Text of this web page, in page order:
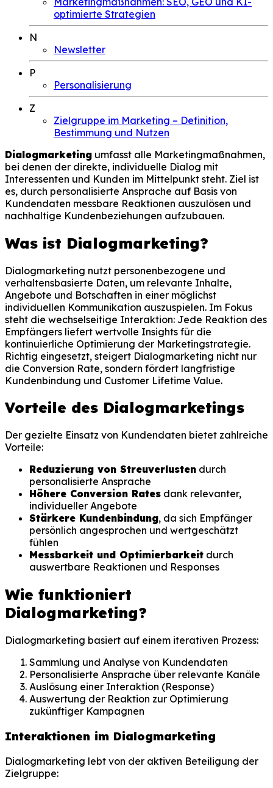
optimierte Strategien
N
Newsletter
P
Personalisierung
Z
Zielgruppe im Marketing – Definition,
Bestimmung und Nutzen
Dialogmarketing umfasst alle Marketingmaßnahmen,
bei denen der direkte, individuelle Dialog mit
Interessenten und Kunden im Mittelpunkt steht. Ziel ist
es, durch personalisierte Ansprache auf Basis von
Kundendaten messbare Reaktionen auszulösen und
nachhaltige Kundenbeziehungen aufzubauen.
Was ist Dialogmarketing?
Dialogmarketing nutzt personenbezogene und
verhaltensbasierte Daten, um relevante Inhalte,
Angebote und Botschaften in einer möglichst
individuellen Kommunikation auszuspielen. Im Fokus
steht die wechselseitige Interaktion: Jede Reaktion des
Empfängers liefert wertvolle Insights für die
kontinuierliche Optimierung der Marketingstrategie.
Richtig eingesetzt, steigert Dialogmarketing nicht nur
die Conversion Rate, sondern fördert langfristige
Kundenbindung und Customer Lifetime Value.
Vorteile des Dialogmarketings
Der gezielte Einsatz von Kundendaten bietet zahlreiche
Vorteile:
Reduzierung von Streuverlusten durch
personalisierte Ansprache
Höhere Conversion Rates dank relevanter,
individueller Angebote
Stärkere Kundenbindung, da sich Empfänger
persönlich angesprochen und wertgeschätzt
fühlen
Messbarkeit und Optimierbarkeit durch
auswertbare Reaktionen und Responses
Wie funktioniert
Dialogmarketing?
Dialogmarketing basiert auf einem iterativen Prozess:
Sammlung und Analyse von Kundendaten
Personalisierte Ansprache über relevante Kanäle
Auslösung einer Interaktion (Response)
Auswertung der Reaktion zur Optimierung
zukünftiger Kampagnen
Interaktionen im Dialogmarketing
Dialogmarketing lebt von der aktiven Beteiligung der
Zielgruppe: